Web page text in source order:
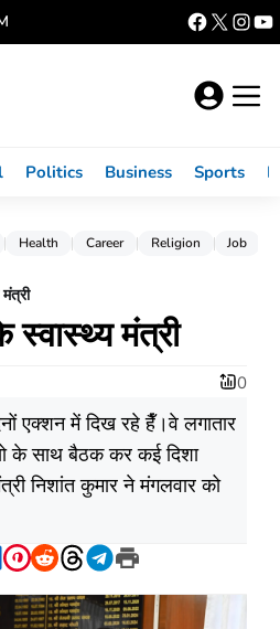
Politics Business Sports
Health Career Religion Job
स्वास्थ्य मंत्री
0
एक्शन में दिख रहे हैँ।वे लगातार
के साथ बैठक कर कई दिशा
निशांत कुमार ने मंगलवार को
Pinterest
RedditThreads
Telegram
Print